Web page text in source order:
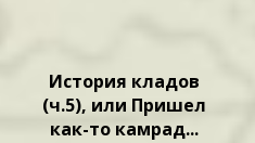
История кладов
(ч.5), или Пришел
как-то камрад...